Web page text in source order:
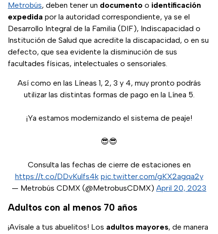
Metrobús, deben tener un documento o identificación
expedida por la autoridad correspondiente, ya se el
Desarrollo Integral de la Familia (DIF), Indiscapacidad o
Institución de Salud que acredite la discapacidad, o en su
defecto, que sea evidente la disminución de sus
facultades físicas, intelectuales o sensoriales.
Así como en las Líneas 1, 2, 3 y 4, muy pronto podrás
utilizar las distintas formas de pago en la Línea 5.
¡Ya estamos modernizando el sistema de peaje!
😎😎
Consulta las fechas de cierre de estaciones en
https://t.co/DDvKulfs4k pic.twitter.com/gKX2agqa2y
— Metrobús CDMX (@MetrobusCDMX) April 20, 2023
Adultos con al menos 70 años
¡Avísale a tus abuelitos! Los adultos mayores, de manera